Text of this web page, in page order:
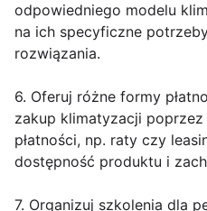
odpowiedniego modelu
na ich specyficzne
rozwiązania.
6. Oferuj różne formy
zakup klimatyzacji
płatności, np. raty czy
dostępność produktu i
7. Organizuj szkolenia dla